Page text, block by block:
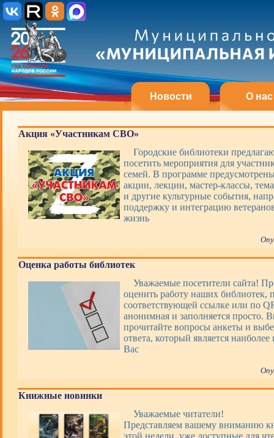
Новости О нас
Акция «Участникам СВО»
Городские библиотеки
посетить мероприятия для
семей. В программе
акции, лекции, мастер-классы,
и другие культурные события,
поддержку и интеграцию
жизнь
Оценка работы библиотек
Уважаемые посетители сайта!
оценить работу наших библиотек,
соответствующей ссылке или по
анонимная и заполняется просто.
прочитайте вопросы анкеты и
ответа, который является
Вас
Книжные новинки
Уважаемые читатели!
Представляем вашему вниманию
этой недели, уже доступные для